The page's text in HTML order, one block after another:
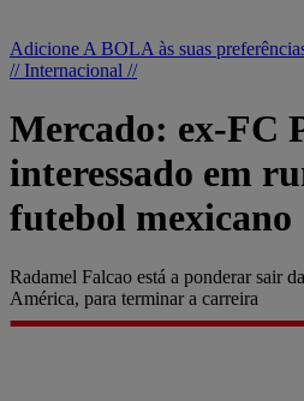
Adicione A BOLA às suas
// Internacional //
Mercado: ex-FC
interessado em
futebol mexicano
Radamel Falcao está a ponderar sair
América, para terminar a carreira